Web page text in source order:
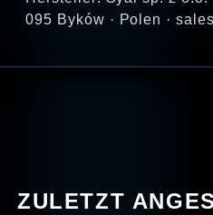
095 Byków · Polen ·
ZULETZT